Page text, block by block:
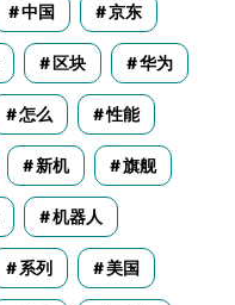
中国 京东
区块 华为
怎么 性能
新机 旗舰
机器人
系列 美国